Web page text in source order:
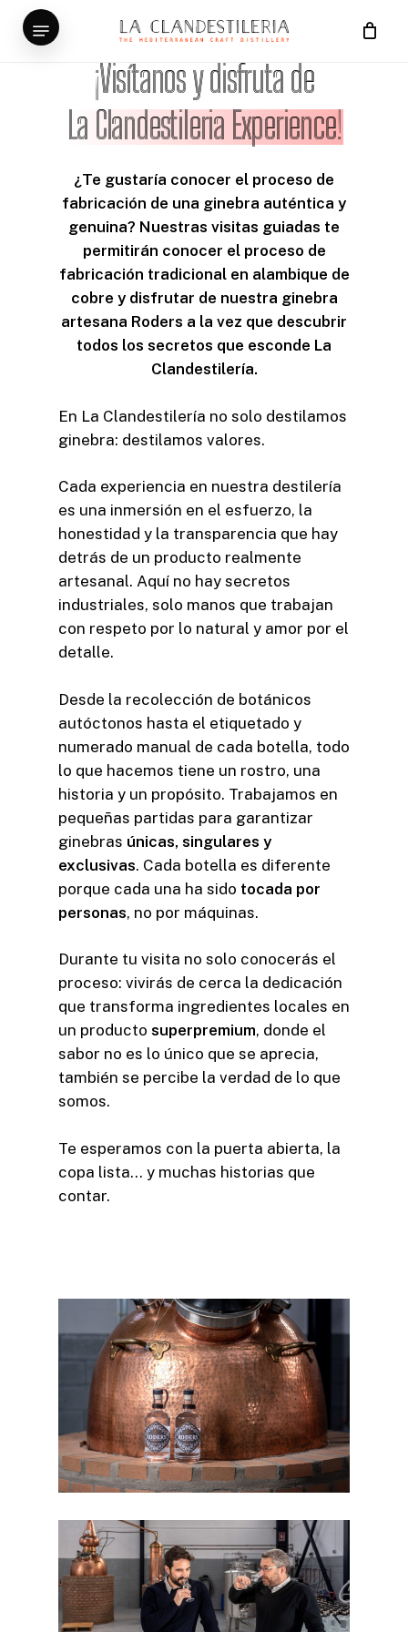
Skip
Menu
¡Visítanos y disfruta de
La Clandestileria Experience!
¿Te gustaría conocer el proceso de
fabricación de una ginebra auténtica y
genuina? Nuestras visitas guiadas te
permitirán conocer el proceso de
fabricación tradicional en alambique de
cobre y disfrutar de nuestra ginebra
artesana Roders a la vez que descubrir
todos los secretos que esconde La
Clandestilería.
En La Clandestilería no solo destilamos
ginebra: destilamos valores.
Cada experiencia en nuestra destilería
es una inmersión en el esfuerzo, la
honestidad y la transparencia que hay
detrás de un producto realmente
artesanal. Aquí no hay secretos
industriales, solo manos que trabajan
con respeto por lo natural y amor por el
detalle.
Desde la recolección de botánicos
autóctonos hasta el etiquetado y
numerado manual de cada botella, todo
lo que hacemos tiene un rostro, una
historia y un propósito. Trabajamos en
pequeñas partidas para garantizar
ginebras únicas, singulares y
exclusivas. Cada botella es diferente
porque cada una ha sido tocada por
personas, no por máquinas.
Durante tu visita no solo conocerás el
proceso: vivirás de cerca la dedicación
que transforma ingredientes locales en
un producto superpremium, donde el
sabor no es lo único que se aprecia,
también se percibe la verdad de lo que
somos.
Te esperamos con la puerta abierta, la
copa lista… y muchas historias que
contar.